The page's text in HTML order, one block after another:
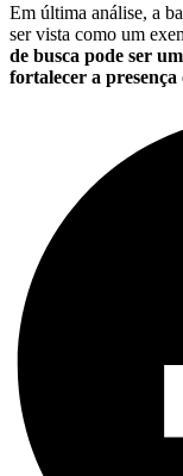
Em última análise, a
ser vista como um
de busca pode ser
fortalecer a